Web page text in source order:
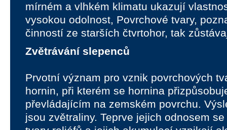
mírném a vlhkém klimatu ukazují
vysokou odolnost, Povrchové tvary,
činností ze starších čtvrtohor, tak
Zvětrávání slepenců
Prvotní význam pro vznik povrchových
hornin, při kterém se hornina
převládajícím na zemském povrchu.
jsou zvětraliny. Teprve jejich odnosem